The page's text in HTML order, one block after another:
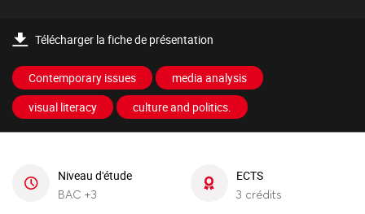
Télécharger la fiche de présentation
Contemporary issues
media analysis
visual literacy
culture and politics.
Niveau d'étude
BAC +3
ECTS
3 crédits